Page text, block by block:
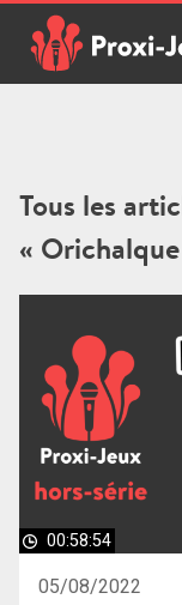
content
Tous les
«
00:58:54
05/08/2022